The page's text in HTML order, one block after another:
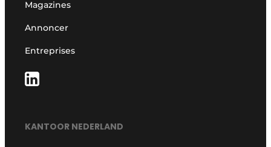
Magazines
Annoncer
Entreprises
KANTOOR NEDERLAND